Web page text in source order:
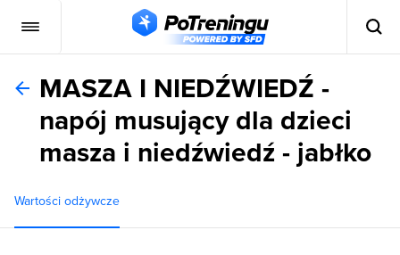
MASZA I NIEDŹWIEDŹ -
napój musujący dla dzieci
masza i niedźwiedź - jabłko
Wartości odżywcze